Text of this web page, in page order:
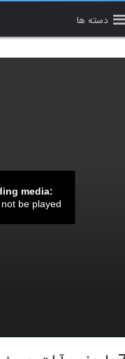
دسته ها
media:
be played